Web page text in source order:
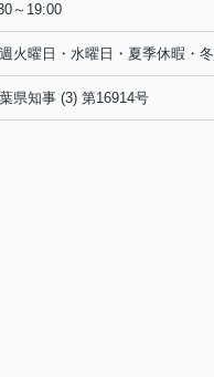
～19:00
火曜日・水曜日・夏季休暇・
県知事 (3) 第16914号